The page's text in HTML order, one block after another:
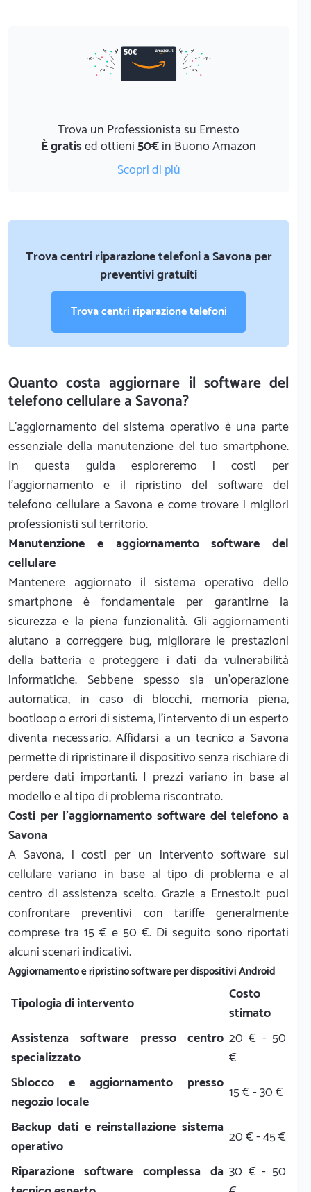
Trova un Professionista su Ernesto
È gratised ottieni50€in Buono Amazon
Scopri di più
Trova centri riparazione telefoni a Savona per
preventivi gratuiti
Trova centri riparazione telefoni
Quanto costa aggiornare il software del
telefono cellulare a Savona?
L'aggiornamento del sistema operativo è una parte
essenziale della manutenzione del tuo smartphone.
In questa guida esploreremo i costi per
l'aggiornamento e il ripristino del software del
telefono cellulare a Savona e come trovare i migliori
professionisti sul territorio.
Manutenzione e aggiornamento software del
cellulare
Mantenere aggiornato il sistema operativo dello
smartphone è fondamentale per garantirne la
sicurezza e la piena funzionalità. Gli aggiornamenti
aiutano a correggere bug, migliorare le prestazioni
della batteria e proteggere i dati da vulnerabilità
informatiche. Sebbene spesso sia un'operazione
automatica, in caso di blocchi, memoria piena,
bootloop o errori di sistema, l'intervento di un esperto
diventa necessario. Affidarsi a un tecnico a Savona
permette di ripristinare il dispositivo senza rischiare di
perdere dati importanti. I prezzi variano in base al
modello e al tipo di problema riscontrato.
Costi per l'aggiornamento software del telefono a
Savona
A Savona, i costi per un intervento software sul
cellulare variano in base al tipo di problema e al
centro di assistenza scelto. Grazie a Ernesto.it puoi
confrontare preventivi con tariffe generalmente
comprese tra 15 € e 50 €. Di seguito sono riportati
alcuni scenari indicativi.
Aggiornamento e ripristino software per dispositivi Android
Tipologia di intervento
Costo
stimato
Assistenza software presso centro
specializzato
20 € - 50
€
Sblocco e aggiornamento presso
negozio locale
15 € - 30 €
Backup dati e reinstallazione sistema
operativo
20 € - 45 €
Riparazione software complessa da 30 € - 50